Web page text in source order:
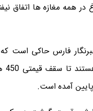
همه مغازه ها اتفاق
فارس حاکی است
آمده است.